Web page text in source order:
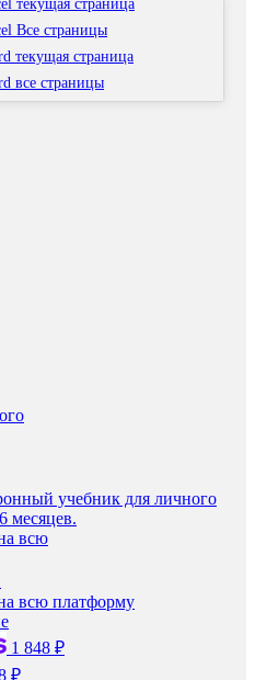
текущая страница
Все страницы
текущая страница
все страницы
учебник для личного
месяцев.
всю
всю платформу
1 848 ₽
₽